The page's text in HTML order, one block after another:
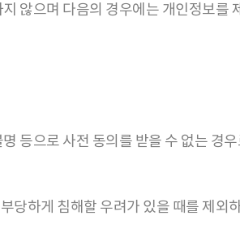
않으며 다음의 경우에는 개인정보를
등으로 사전 동의를 받을 수 없는 경
당하게 침해할 우려가 있을 때를 제외